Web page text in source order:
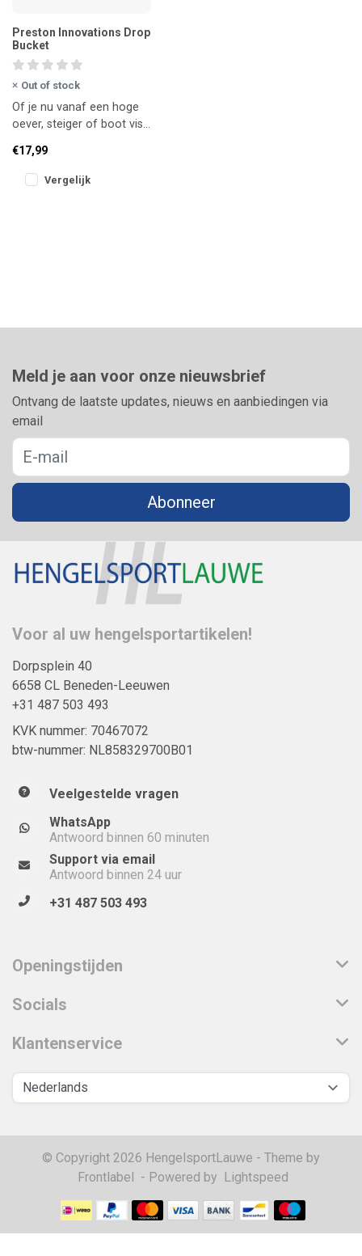
Preston Innovations Drop
Bucket
Out of stock
Of je nu vanaf een hoge
oever, steiger of boot vist,
wateremmer schep je
eenvoudig wate
€17,99
Vergelijk
Meld je aan voor onze nieuwsbrief
Ontvang de laatste updates, nieuws en aanbiedingen via
email
Abonneer
Voor al uw hengelsportartikelen!
Dorpsplein 40
6658 CL Beneden-Leeuwen
+31 487 503 493
KVK nummer: 70467072
btw-nummer: NL858329700B01
Veelgestelde vragen
WhatsApp
Antwoord binnen 60 minuten
Support via email
Antwoord binnen 24 uur
+31 487 503 493
Openingstijden
Socials
Klantenservice
© Copyright 2026 HengelsportLauwe - Theme by
Frontlabel
- Powered by Lightspeed